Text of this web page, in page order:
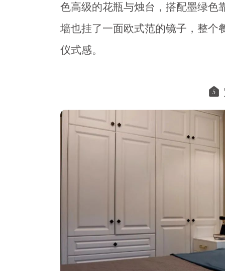
色高级的花瓶与烛台，搭配墨绿色
墙也挂了一面欧式范的镜子，整个
仪式感。
5